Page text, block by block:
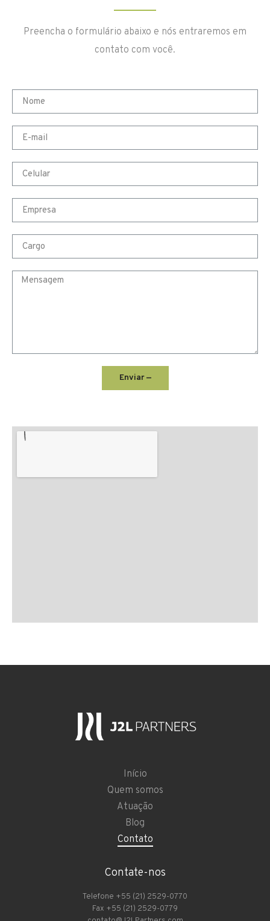
Preencha o formulário abaixo e nós entraremos em
contato com você.
Enviar —
Início
Quem somos
Atuação
Blog
Contato
Contate-nos
Telefone +55 (21) 2529-0770
Fax +55 (21) 2529-0779